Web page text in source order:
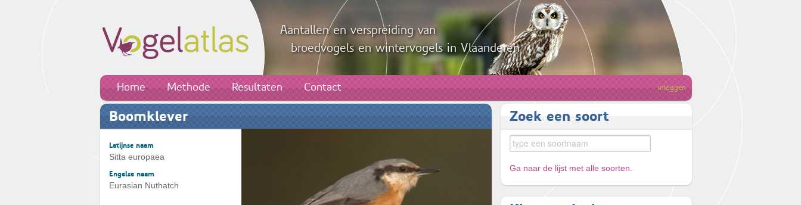
Aantallen en verspreiding van
broedvogels en wintervogels in Vlaanderen
Home Methode Resultaten Contact inloggen
Boomklever
Latijnse naam
Sitta europaea
Engelse naam
Eurasian Nuthatch
Zoek een soort
Ga naar de lijst met alle soorten